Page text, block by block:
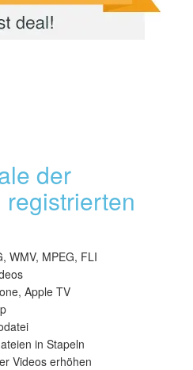
der
WMV, MPEG, FLI
Apple TV
in Stapeln
Videos erhöhen